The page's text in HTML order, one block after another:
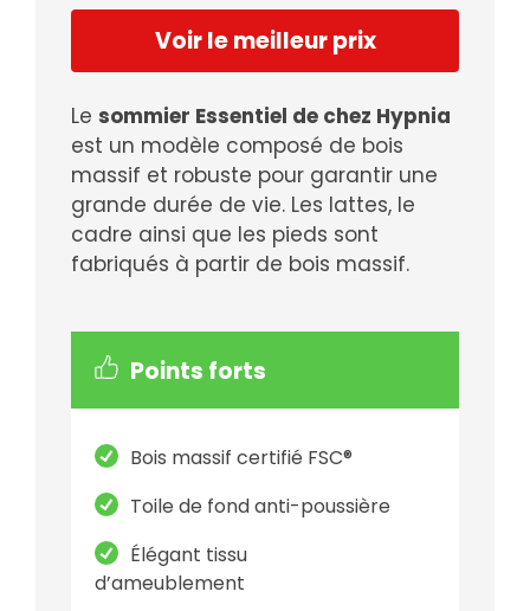
Voir le meilleur prix
Le sommier Essentiel de chez Hypnia
est un modèle composé de bois
massif et robuste pour garantir une
grande durée de vie. Les lattes, le
cadre ainsi que les pieds sont
fabriqués à partir de bois massif.
Points forts
Bois massif certifié FSC®
Toile de fond anti-poussière
Élégant tissu
d’ameublement